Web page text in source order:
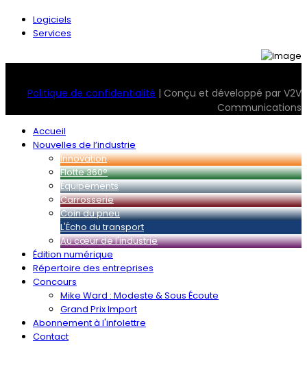
Logiciels
Services
Politique de confidentialité | Conçu et développé par V2V
Communications
Accueil
Nouvelles de l’industrie
Innovation
Flotte 360°
Équipements
Carrosserie
Coin du pneu
L'Écho du transport
Au cœur de l'industrie
Édition numérique
Répertoire des entreprises
Concours
Mike Ward : Modeste & Sous Écoute
Grand Prix Import
Abonnement à l'infolettre
Contact